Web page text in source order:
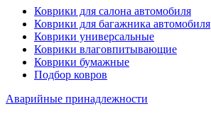
Коврики для салона автомобиля
Коврики для багажника автомобиля
Коврики универсальные
Коврики влаговпитывающие
Коврики бумажные
Подбор ковров
Аварийные принадлежности